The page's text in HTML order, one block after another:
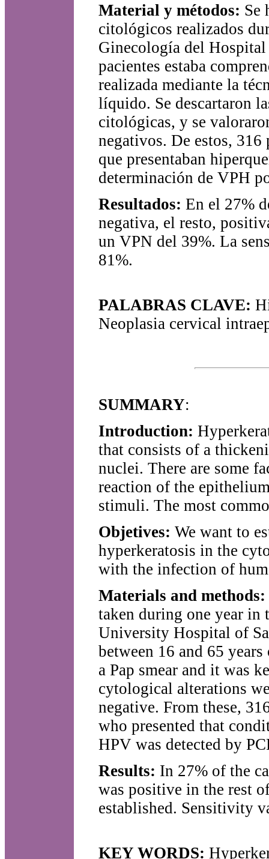
Material y métodos: Se
citológicos realizados
Ginecología del Hospital
pacientes estaba
realizada mediante la
líquido. Se descartaron
citológicas, y se
negativos. De estos, 316
que presentaban
determinación de VPH
Resultados: En el 27%
negativa, el resto,
un VPN del 39%. La
81%.
PALABRAS CLAVE:
Neoplasia cervical
SUMMARY:
Introduction:
that consists of a
nuclei. There are some
reaction of the
stimuli. The most
Objetives: We want to
hyperkeratosis in the
with the infection of
Materials and methods:
taken during one year in
University Hospital of
between 16 and 65
a Pap smear and it was
cytological alterations
negative. From these,
who presented that
HPV was detected by
Results: In 27% of the
was positive in the rest
established. Sensitivity
KEY WORDS: